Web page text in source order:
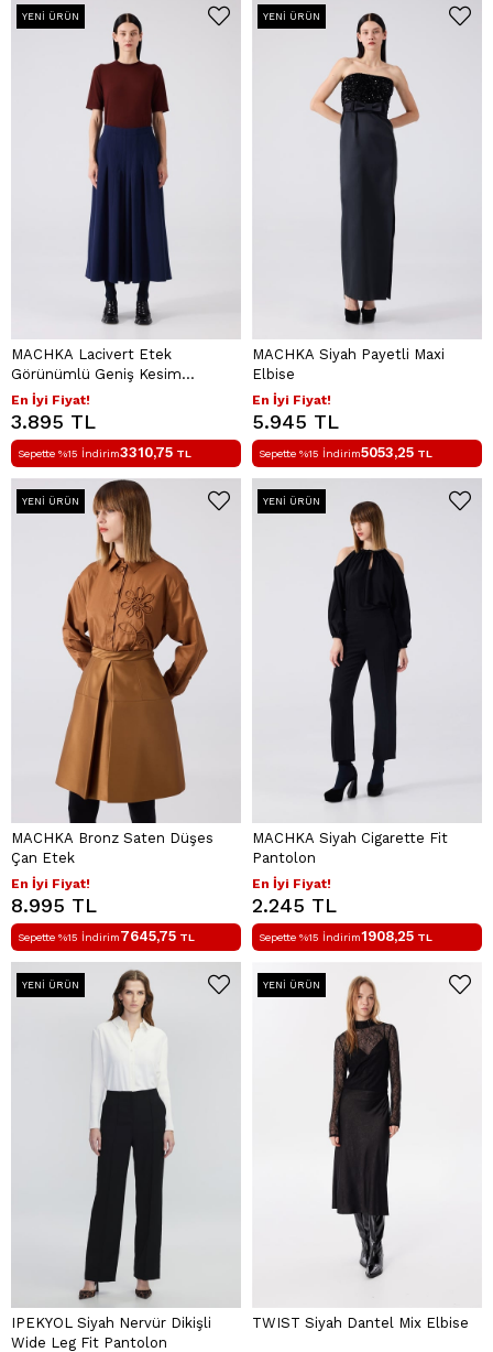
YENI ÜRÜN
MACHKA Lacivert Etek
Görünümlü Geniş Kesim
Pantolon
En İyi Fiyat!
3.895 TL
Sepette %15 İndirim3310,75 TL
YENI ÜRÜN
MACHKA Siyah Payetli Maxi
Elbise
En İyi Fiyat!
5.945 TL
Sepette %15 İndirim5053,25 TL
YENI ÜRÜN
MACHKA Bronz Saten Düşes
Çan Etek
En İyi Fiyat!
8.995 TL
Sepette %15 İndirim7645,75 TL
YENI ÜRÜN
MACHKA Siyah Cigarette Fit
Pantolon
En İyi Fiyat!
2.245 TL
Sepette %15 İndirim1908,25 TL
YENI ÜRÜN
IPEKYOL Siyah Nervür Dikişli
Wide Leg Fit Pantolon
YENI ÜRÜN
TWIST Siyah Dantel Mix Elbise